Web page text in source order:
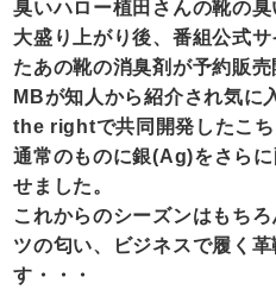
臭いハロー植田さんの靴の
大盛り上がり後、番組公式
たあの靴の消臭剤が予約販売
MBが知人から紹介され気
the rightで共同開発したこち
通常のものに銀(Ag)をさら
せました。
これからのシーズンはもち
ツの匂い、ビジネスで履く
す・・・